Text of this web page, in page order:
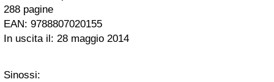
288 pagine
EAN: 9788807020155
In uscita il: 28 maggio 2014
Sinossi: